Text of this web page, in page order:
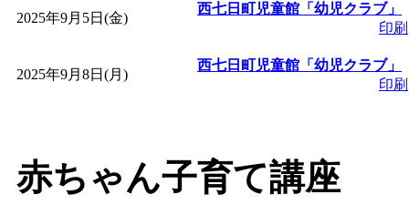
「子育て交流広場「
間：2026/07/13～2026/
間：2026/08/10～2026/
2025年9月5日(金)
西七日町児童館「幼児クラブ」
印刷
2025年9月8日(月)
西七日町児童館「幼児クラブ」
印刷
赤ちゃん子育て講座